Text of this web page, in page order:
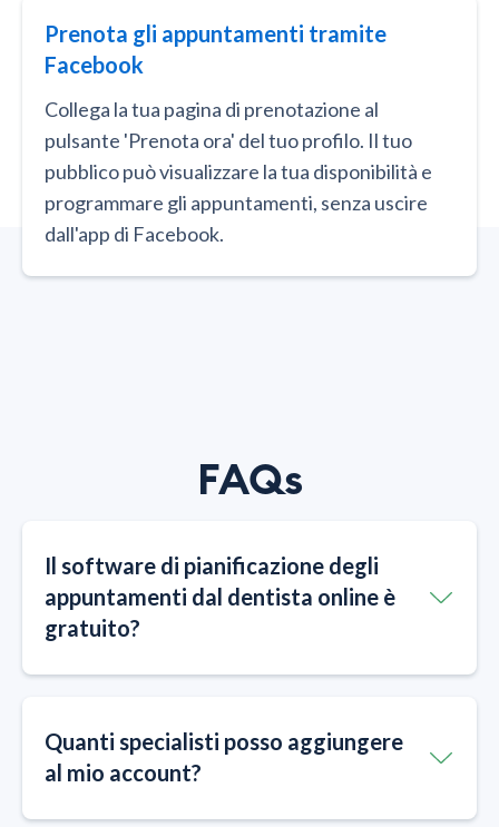
Prenota gli appuntamenti tramite
Facebook
Collega la tua pagina di prenotazione al
pulsante 'Prenota ora' del tuo profilo. Il tuo
pubblico può visualizzare la tua disponibilità e
programmare gli appuntamenti, senza uscire
dall'app di Facebook.
FAQs
Il software di pianificazione degli
appuntamenti dal dentista online è
gratuito?
Quanti specialisti posso aggiungere
al mio account?